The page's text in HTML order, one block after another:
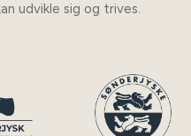
udvikle sig og trives.